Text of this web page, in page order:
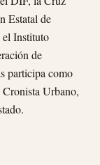
Estatal de
Instituto
de
participa como
Urbano,